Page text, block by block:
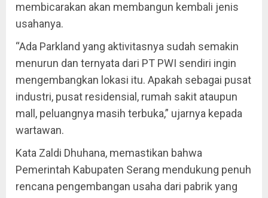
membicarakan akan membangun kembali jenis
usahanya.
“Ada Parkland yang aktivitasnya sudah semakin
menurun dan ternyata dari PT PWI sendiri ingin
mengembangkan lokasi itu. Apakah sebagai pusat
industri, pusat residensial, rumah sakit ataupun
mall, peluangnya masih terbuka,” ujarnya kepada
wartawan.
Kata Zaldi Dhuhana, memastikan bahwa
Pemerintah Kabupaten Serang mendukung penuh
rencana pengembangan usaha dari pabrik yang